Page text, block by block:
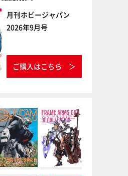
月刊ホビージャパン
2026年9月号
ご購入はこちら